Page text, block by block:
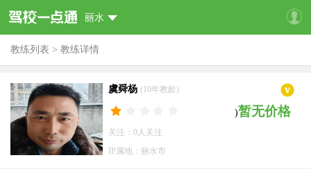
丽水
教练列表 > 教练详情
虞舜杨 (10年教龄)
)暂无价格
关注：0人关注
IP属地：丽水市